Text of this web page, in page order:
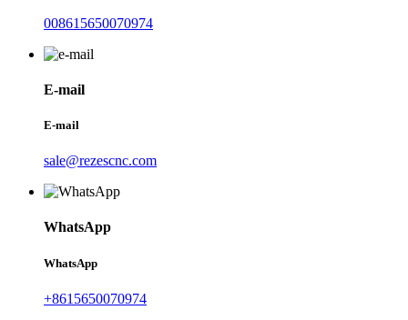
008615650070974
E-mail
E-mail
sale@rezescnc.com
WhatsApp
WhatsApp
+8615650070974